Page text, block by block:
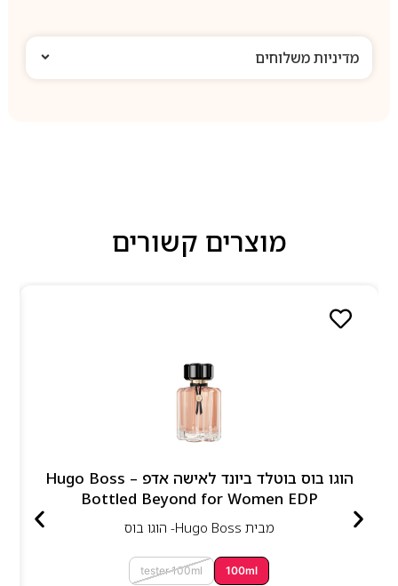
מדיניות משלוחים
מוצרים קשורים
הוגו בוס בוטלד ביונד לאישה אדפ – Hugo Boss
Bottled Beyond for Women EDP
מבית Hugo Boss- הוגו בוס
100ml
tester 100ml